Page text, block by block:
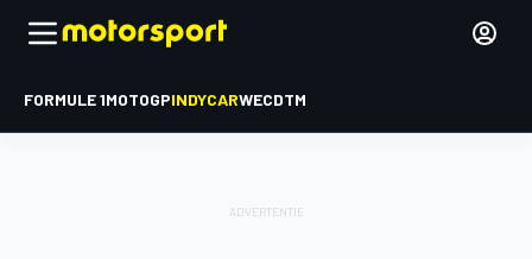
FORMULE 1MOTOGPINDYCARWECDTM